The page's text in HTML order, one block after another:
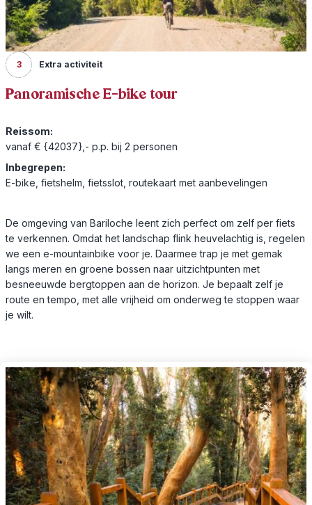
3 Extra activiteit
Panoramische E-bike tour
Reissom:
vanaf € {42037},- p.p. bij 2 personen
Inbegrepen:
E-bike, fietshelm, fietsslot, routekaart met aanbevelingen
De omgeving van Bariloche leent zich perfect om zelf per fiets
te verkennen. Omdat het landschap flink heuvelachtig is, regelen
we een e-mountainbike voor je. Daarmee trap je met gemak
langs meren en groene bossen naar uitzichtpunten met
besneeuwde bergtoppen aan de horizon. Je bepaalt zelf je
route en tempo, met alle vrijheid om onderweg te stoppen waar
je wilt.